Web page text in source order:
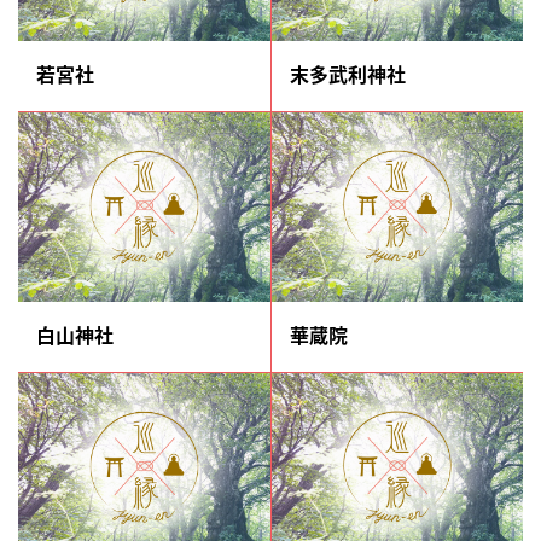
若宮社 末多武利神社
白山神社 華蔵院